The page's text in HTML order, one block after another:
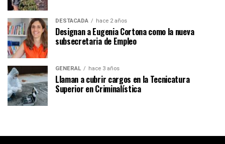
DESTACADA hace 2 años
Designan a Eugenia Cortona como la nueva
subsecretaria de Empleo
GENERAL hace 3 años
Llaman a cubrir cargos en la Tecnicatura
Superior en Criminalística